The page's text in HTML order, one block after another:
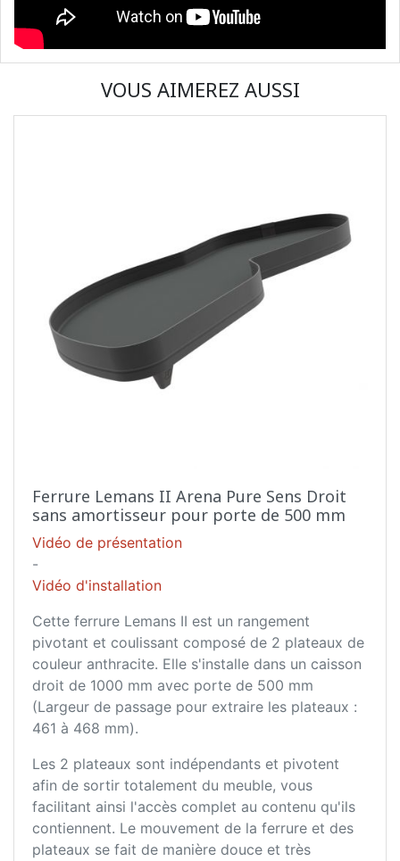
VOUS AIMEREZ AUSSI
Ferrure Lemans II Arena Pure Sens Droit
sans amortisseur pour porte de 500 mm
Vidéo de présentation
-
Vidéo d'installation
Cette ferrure Lemans II est un rangement
pivotant et coulissant composé de 2 plateaux de
couleur anthracite. Elle s'installe dans un caisson
droit de 1000 mm avec porte de 500 mm
(Largeur de passage pour extraire les plateaux :
461 à 468 mm).
Les 2 plateaux sont indépendants et pivotent
afin de sortir totalement du meuble, vous
facilitant ainsi l'accès complet au contenu qu'ils
contiennent. Le mouvement de la ferrure et des
plateaux se fait de manière douce et très